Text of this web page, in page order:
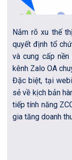
Nắm rõ xu thế
quyết định tổ
và cung cấp nền
kênh Zalo OA
Đặc biệt, tại
sẻ về kịch bản
tiếp tính năng
gia tăng doanh